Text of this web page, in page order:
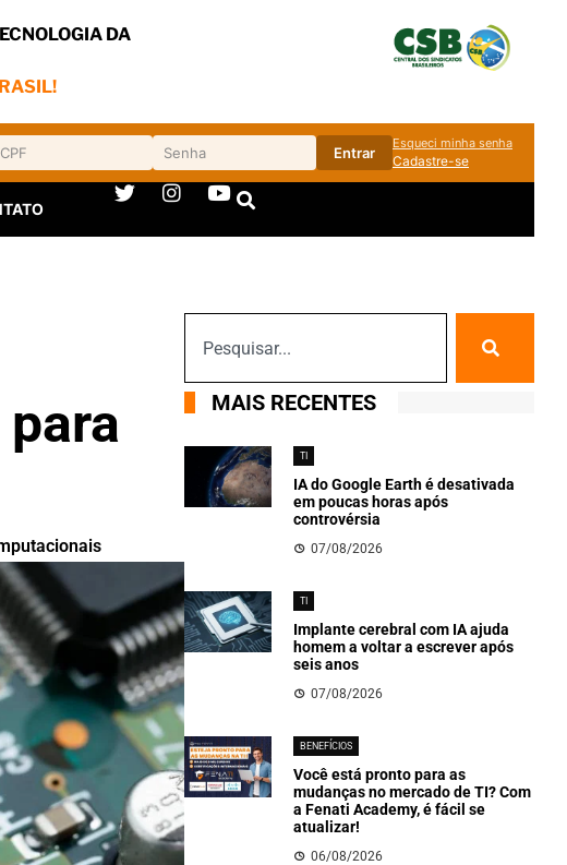
DA
Entrar
Esqueci minha senha
Cadastre-se
MAIS RECENTES
TI
IA do Google Earth é desativada
em poucas horas após
controvérsia
07/08/2026
TI
Implante cerebral com IA ajuda
homem a voltar a escrever após
seis anos
07/08/2026
BENEFÍCIOS
Você está pronto para as
mudanças no mercado de TI? Com
a Fenati Academy, é fácil se
atualizar!
06/08/2026